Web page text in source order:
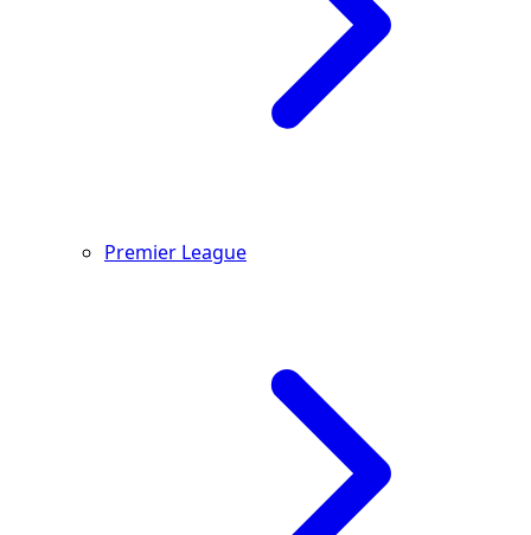
Premier League